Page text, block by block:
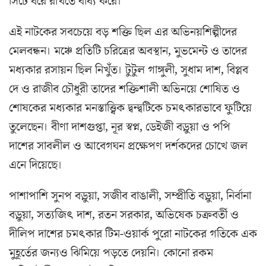
​এই নাটকের সবচেয়ে বড় শক্তি ছিল এর অভিনয়শিল্পীদের
মেলবন্ধন। মঞ্চে প্রতিটি চরিত্রের অবস্থান, মুভমেন্ট ও তাদের
মধ্যকার রসায়ন ছিল নিখুঁত। টুটুল গাঙ্গুলী, সুধাম দাশ, বিপ্লব
দে ও রাজীব চৌধুরী তাদের শক্তিশালী অভিনয়ে শোষিত ও
শোষকের মধ্যকার মনস্তাত্ত্বিক দ্বন্দ্বটিকে চমৎকারভাবে ফুটিয়ে
তুলেছেন। বীণা দাশগুপ্তা, নূর স্বপ্ন, ডেইজী বড়ুয়া ও পপি
দাশের সাবলীল ও আবেগঘন প্রক্ষেপণ দর্শকদের চোখে জল
এনে দিয়েছে।
​পাশাপাশি সুনপ বড়ুয়া, সজীব বাঙালী, সম্প্রীতি বড়ুয়া, নির্বানা
বড়ুয়া, সত্যজিৎ দাশ, রতন সরকার, অভিষেক চক্রবর্তী ও
দীলিপ দাশের চমৎকার টিম-ওয়ার্ক পুরো নাটকের গতিকে এক
মুহূর্তের জন্যও ঝিমিয়ে পড়তে দেয়নি। কোনো রকম